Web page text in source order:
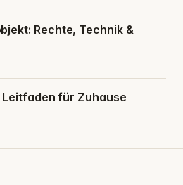
Rechte, Technik &
Leitfaden für Zuhause